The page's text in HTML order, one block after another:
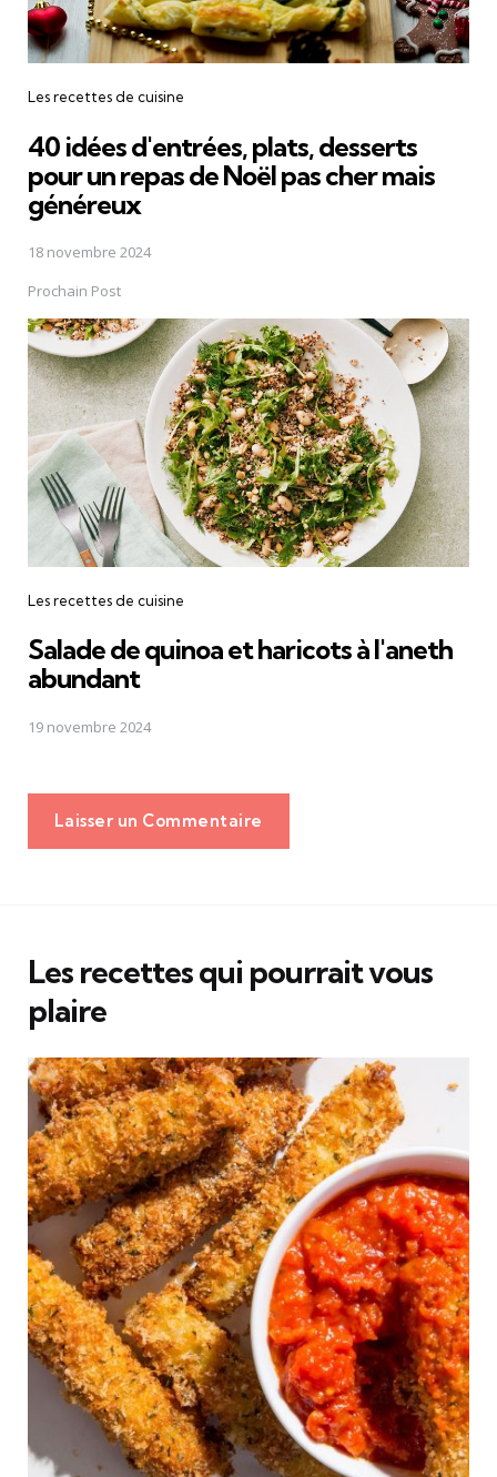
Les recettes de cuisine
40 idées d'entrées, plats, desserts
pour un repas de Noël pas cher mais
généreux
18 novembre 2024
Prochain Post
Les recettes de cuisine
Salade de quinoa et haricots à l'aneth
abundant
19 novembre 2024
Laisser un Commentaire
Les recettes qui pourrait vous
plaire